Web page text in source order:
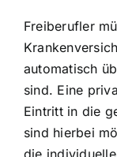
Freiberufler
automatisch
sind. Eine
Eintritt in die
sind hierbei
die